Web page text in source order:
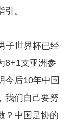
。
世界杯已经
8+1支亚洲参
今后10年中国
我们自己要努
？中国足协的